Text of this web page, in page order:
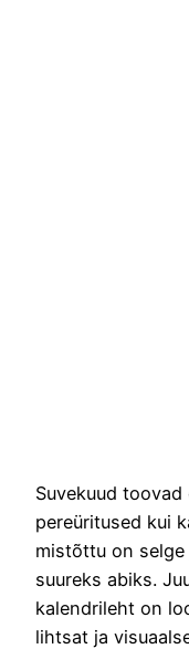
Suvekuud
pereüritused kui
mistõttu on
suureks abiks.
kalendrileht on
lihtsat ja